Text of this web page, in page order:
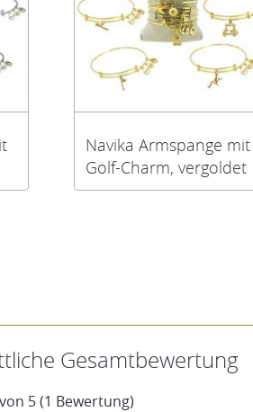
Navika Armspange mit
Golf-Charm, vergoldet
Gesamtbewertung
5 (1 Bewertung)